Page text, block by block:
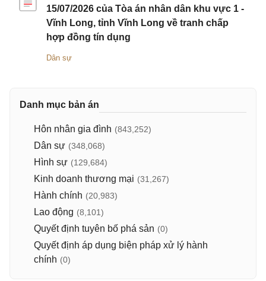
15/07/2026 của Tòa án nhân dân khu vực 1 -
Vĩnh Long, tỉnh Vĩnh Long về tranh chấp
hợp đồng tín dụng
Dân sự
Danh mục bản án
Hôn nhân gia đình (843,252)
Dân sự (348,068)
Hình sự (129,684)
Kinh doanh thương mại (31,267)
Hành chính (20,983)
Lao động (8,101)
Quyết định tuyên bố phá sản (0)
Quyết định áp dụng biện pháp xử lý hành
chính (0)